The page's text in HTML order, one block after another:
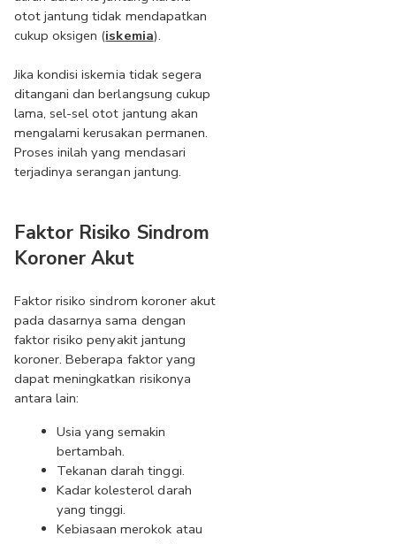
otot jantung tidak mendapatkan
cukup oksigen (iskemia).
Jika kondisi iskemia tidak segera
ditangani dan berlangsung cukup
lama, sel-sel otot jantung akan
mengalami kerusakan permanen.
Proses inilah yang mendasari
terjadinya serangan jantung.
Faktor Risiko Sindrom
Koroner Akut
Faktor risiko sindrom koroner akut
pada dasarnya sama dengan
faktor risiko penyakit jantung
koroner. Beberapa faktor yang
dapat meningkatkan risikonya
antara lain:
Usia yang semakin
bertambah.
Tekanan darah tinggi.
Kadar kolesterol darah
yang tinggi.
Kebiasaan merokok atau